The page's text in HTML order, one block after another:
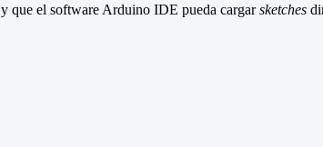
y que el software Arduino IDE pueda cargarsketches